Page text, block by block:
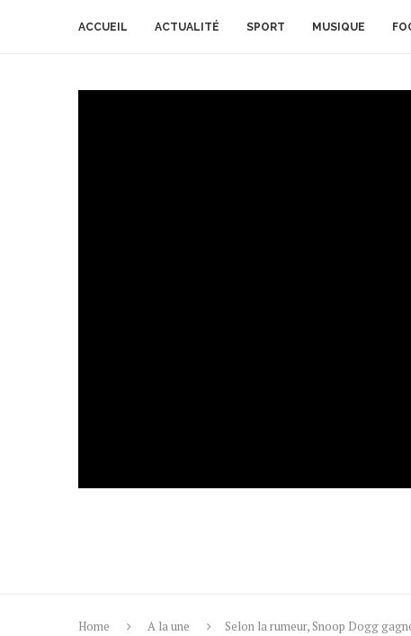
ACCUEIL ACTUALITÉ SPORT MUSIQUE
Home A la une
Selon la rumeur, Snoop Dogg